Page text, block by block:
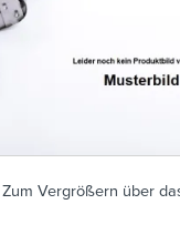
Zum Vergrößern über